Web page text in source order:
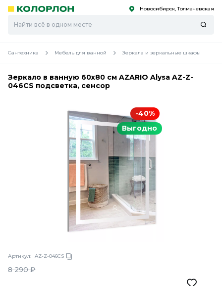
Скоро
Скоро Новосибирск, Толмачевская
Сантехника Мебель для ванной Зеркала и зеркальные шкафы
Зеркало в ванную 60х80 см AZARIO Alysa AZ-Z-
046CS подсветка, сенсор
-40%
Выгодно
Артикул: AZ-Z-046CS
8 290₽